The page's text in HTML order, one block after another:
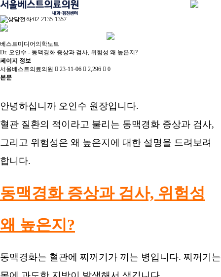
베스트미디어의학노트
Dr. 오인수 - 동맥경화 증상과 검사, 위험성 왜 높은지?
페이지 정보
서울베스트의료의원
23-11-06 2,296
0
본문
안녕하십니까 오인수 원장입니다.
혈관 질환의 적이라고 불리는 동맥경화 증상과 검사,
그리고 위험성은 왜 높은지에 대한 설명을 드려보려
합니다.
동맥경화 증상과 검사, 위험성
왜 높은지?
동맥경화는 혈관에 찌꺼기가 끼는 병입니다. 찌꺼기는